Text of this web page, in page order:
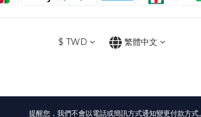
$ TWD 繁體中文
提醒您，我們不會以電話或簡訊方式通知變更付款方式。